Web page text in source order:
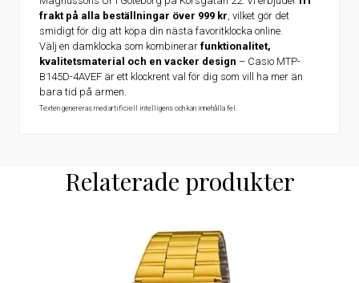
frakt på alla beställningar över 999 kr, vilket gör det
smidigt för dig att köpa din nästa favoritklocka online.
Välj en damklocka som kombinerar funktionalitet,
kvalitetsmaterial och en vacker design – Casio MTP-
B145D-4AVEF är ett klockrent val för dig som vill ha mer än
bara tid på armen.
Texten genereras med artificiell intelligens och kan innehålla fel.
Relaterade produkter